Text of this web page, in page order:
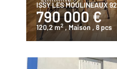
ISSY LES MOULINEAUX 92
790 000 €
120,2 m2 , Maison , 8 pcs